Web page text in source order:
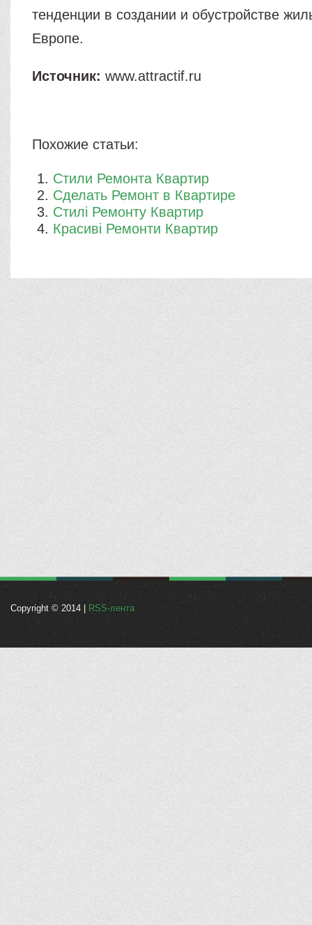
тенденции в создании и обустройстве
Европе.
Источник: www.attractif.ru
Похожие статьи:
Стили Ремонта Квартир
Сделать Ремонт в Квартире
Стилі Ремонту Квартир
Красиві Ремонти Квартир
Copyright © 2014 | RSS-лента